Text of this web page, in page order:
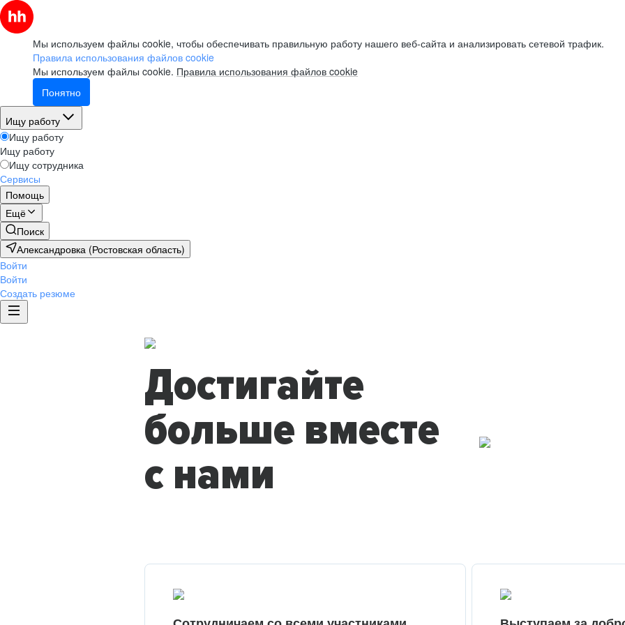
Мы используем файлы cookie, чтобы обеспечивать правильную работу нашего веб-сайта и анализировать сетевой трафик.
Правила использования файлов cookie
Мы используем файлы cookie. Правила использования файлов cookie
Понятно
Ищу работу
Ищу работу
Ищу работу
Ищу сотрудника
Сервисы
Помощь
Ещё
Поиск
Александровка (Ростовская область)
Войти
Войти
Создать резюме
Достигайте
больше вместе
с нами